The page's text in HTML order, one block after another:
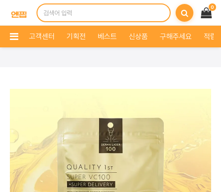
0
고객센터 기획전 베스트 신상품 구해주세요 적립